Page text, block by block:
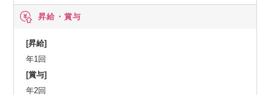
介護支援サービス、結婚祝い金、弔慰料、災害見舞金など、
社員食堂、企業年金（企業年金基金、確定拠出年金）、電気
通信共済会(個人年金、遺児育英基金)
昇給・賞与
[昇給]
年1回
[賞与]
年2回